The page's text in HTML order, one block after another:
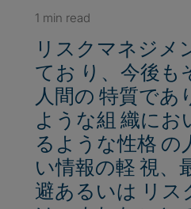
1 min read
リスクマネジメ
てお り、今後も
人間の 特質で
ような組 織にお
るような性格 の
い情報の軽 視、
避あるいは リス